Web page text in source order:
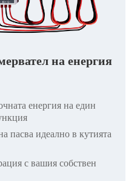
на енергия
енергия на един
идеално в кутията
с вашия собствен